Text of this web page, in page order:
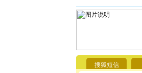
搜狐短信